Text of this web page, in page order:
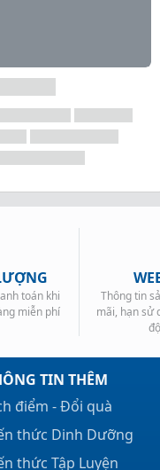
toán khi
miễn phí
Thông tin
mãi, hạn sử
TIN THÊM
điểm - Đổi quà
thức Dinh Dưỡng
thức Tập Luyện